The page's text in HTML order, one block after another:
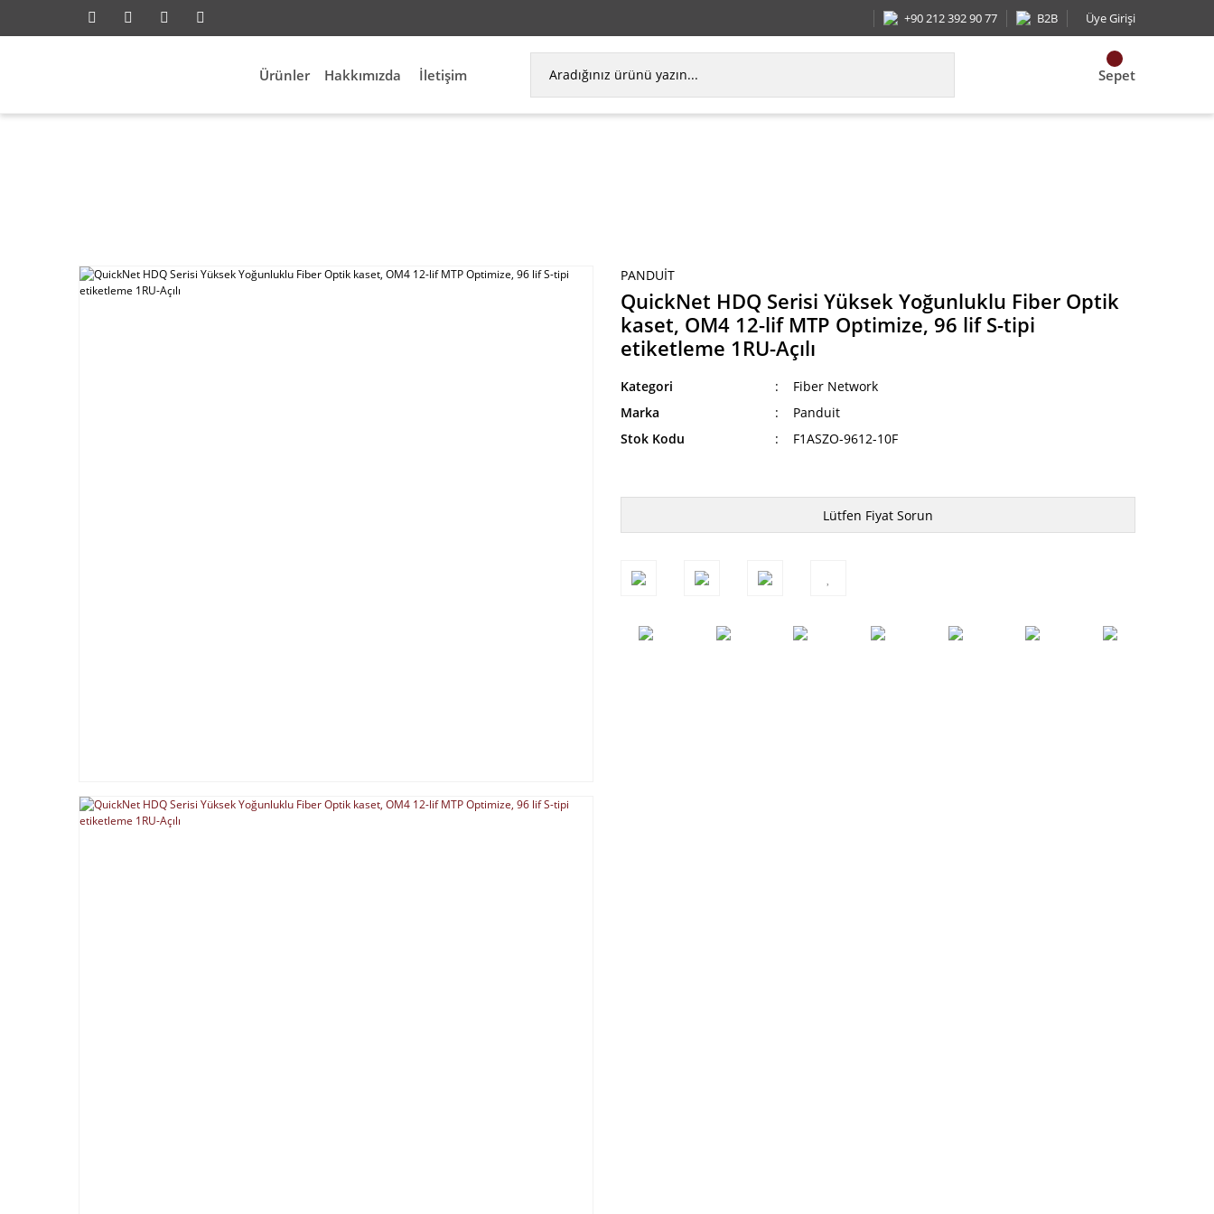
+90 212 392 90 77 B2B Üye Girişi
Ürünler Hakkımızda İletişim Sepet
PANDUIT
QuickNet HDQ Serisi Yüksek Yoğunluklu Fiber Optik
kaset, OM4 12-lif MTP Optimize, 96 lif S-tipi
etiketleme 1RU-Açılı
Kategori
Fiber Network
Marka
Panduit
Stok Kodu
F1ASZO-9612-10F
Lütfen Fiyat Sorun